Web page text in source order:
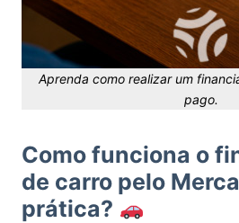
Aprenda como realizar um
pago.
Como funciona o
de carro pelo
prática?